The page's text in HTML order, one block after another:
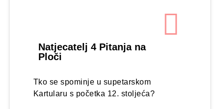
Natjecatelj 4 Pitanja na
Ploči
Tko se spominje u supetarskom
Kartularu s početka 12. stoljeća?